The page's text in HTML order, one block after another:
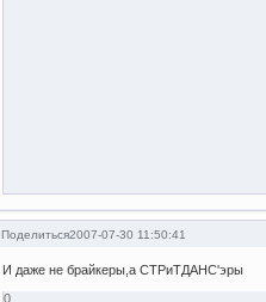
Поделиться2007-07-30 11:50:41
И даже не брайкеры,а СТРиТДАНС'эры
0